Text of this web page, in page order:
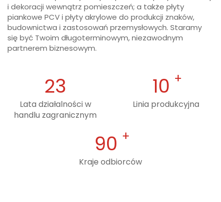
i dekoracji wewnątrz pomieszczeń; a także płyty
piankowe PCV i płyty akrylowe do produkcji znaków,
budownictwa i zastosowań przemysłowych. Staramy
się być Twoim długoterminowym, niezawodnym
partnerem biznesowym.
23
Lata działalności w
handlu zagranicznym
10
Linia produkcyjna
90
Kraje odbiorców